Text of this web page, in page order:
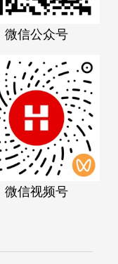
微信公众号
微信视频号